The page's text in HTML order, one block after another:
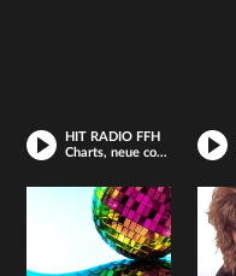
HIT RADIO FFH
Charts, neue coole Hits und deine Lieblings-Songs